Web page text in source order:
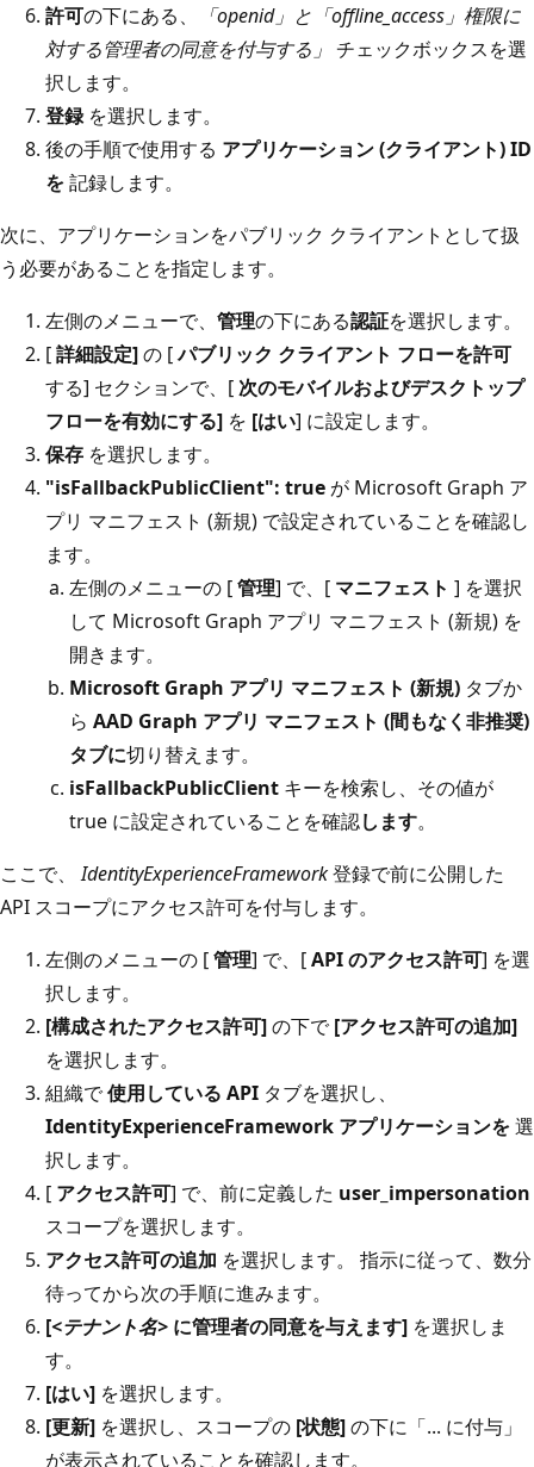
許可の下にある、
「openid」と「offline_access」権限に
対する管理者の同意を付与する」 チェックボックスを選
択します。
登録を選択します。
後の手順で使用する アプリケーション (クライアント) ID
を記録します。
次に、アプリケーションをパブリック クライアントとして扱
う必要があることを指定します。
左側のメニューで、 管理の下にある認証を選択します。
[詳細設定]の [パブリック クライアント フローを許可
する] セクションで、[ 次のモバイルおよびデスクトップ
フローを有効にする] を [はい] に設定します。
保存 を選択します。
"isFallbackPublicClient": true が Microsoft Graph ア
プリ マニフェスト (新規) で設定されていることを確認し
ます。
左側のメニューの [管理] で、[ マニフェスト ] を選択
して Microsoft Graph アプリ マニフェスト (新規) を
開きます。
Microsoft Graph アプリ マニフェスト (新規) タブか
ら AAD Graph アプリ マニフェスト (間もなく非推奨)
タブに切り替えます。
isFallbackPublicClient キーを検索し、その値が
true に設定されていることを確認します。
ここで、IdentityExperienceFramework登録で前に公開した
API スコープにアクセス許可を付与します。
左側のメニューの [管理] で、[API のアクセス許可] を選
択します。
[構成されたアクセス許可]の下で[アクセス許可の追加]
を選択します。
組織で使用している API タブを選択し、
IdentityExperienceFramework アプリケーションを選
択します。
[ アクセス許可] で、前に定義した user_impersonation
スコープを選択します。
アクセス許可の追加 を選択します。 指示に従って、数分
待ってから次の手順に進みます。
[<テナント名> に管理者の同意を与えます] を選択しま
す。
[はい] を選択します。
[更新] を選択し、スコープの [状態]の下に「... に付与」
が表示されていることを確認します。